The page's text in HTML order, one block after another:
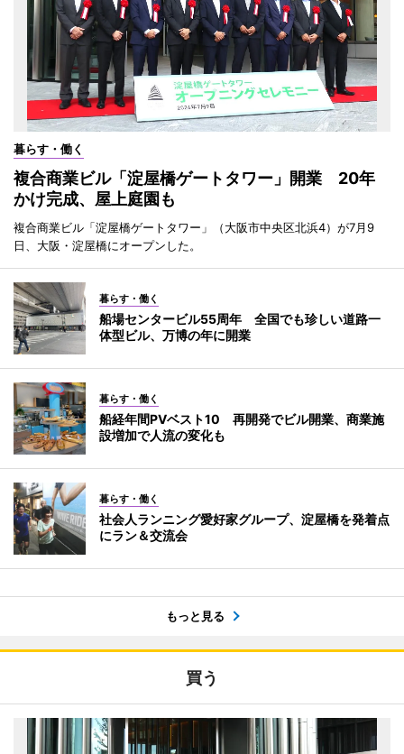
暮らす・働く
複合商業ビル「淀屋橋ゲートタワー」開業 20年
かけ完成、屋上庭園も
複合商業ビル「淀屋橋ゲートタワー」（大阪市中央区北浜4）が7月9
日、大阪・淀屋橋にオープンした。
暮らす・働く
船場センタービル55周年 全国でも珍しい道路一
体型ビル、万博の年に開業
暮らす・働く
船経年間PVベスト10 再開発でビル開業、商業施
設増加で人流の変化も
暮らす・働く
社会人ランニング愛好家グループ、淀屋橋を発着点
にラン＆交流会
もっと見る
買う